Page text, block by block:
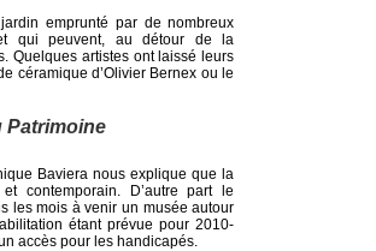
emprunté par de nombreux
qui peuvent, au détour de la
Quelques artistes ont laissé leurs
céramique d’Olivier Bernex ou le
Patrimoine
Baviera nous explique que la
contemporain. D’autre part le
les mois à venir un musée autour
étant prévue pour 2010-
accès pour les handicapés.